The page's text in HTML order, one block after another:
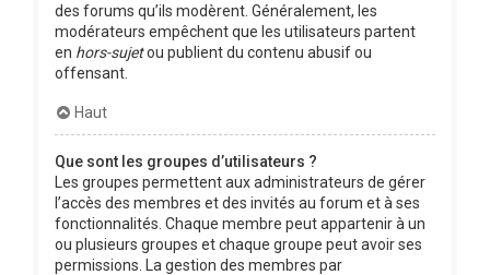
des forums qu’ils modèrent. Généralement, les
modérateurs empêchent que les utilisateurs partent
en hors-sujetou publient du contenu abusif ou
offensant.
Haut
Que sont les groupes d’utilisateurs ?
Les groupes permettent aux administrateurs de gérer
l’accès des membres et des invités au forum et à ses
fonctionnalités. Chaque membre peut appartenir à un
ou plusieurs groupes et chaque groupe peut avoir ses
permissions. La gestion des membres par